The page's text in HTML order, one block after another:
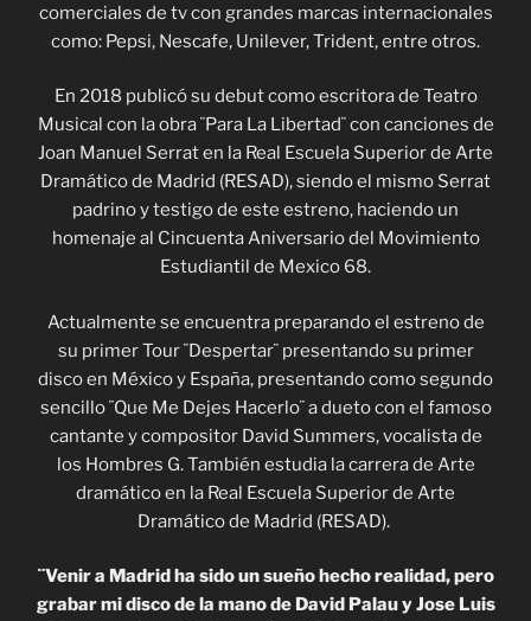
comerciales de tv con grandes marcas internacionales
como: Pepsi, Nescafe, Unilever, Trident, entre otros.
En 2018 publicó su debut como escritora de Teatro
Musical con la obra ¨Para La Libertad¨ con canciones de
Joan Manuel Serrat en la Real Escuela Superior de Arte
Dramático de Madrid (RESAD), siendo el mismo Serrat
padrino y testigo de este estreno, haciendo un
homenaje al Cincuenta Aniversario del Movimiento
Estudiantil de Mexico 68.
Actualmente se encuentra preparando el estreno de
su primer Tour ¨Despertar¨ presentando su primer
disco en México y España, presentando como segundo
sencillo ¨Que Me Dejes Hacerlo¨ a dueto con el famoso
cantante y compositor David Summers, vocalista de
los Hombres G. También estudia la carrera de Arte
dramático en la Real Escuela Superior de Arte
Dramático de Madrid (RESAD).
¨Venir a Madrid ha sido un sueño hecho realidad, pero
grabar mi disco de la mano de David Palau y Jose Luis